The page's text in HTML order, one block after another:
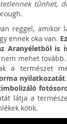
tűnhet,
reggel, amikor
ennek oka van.
Aranyéletből is
mehet tovább.
a természet
nyilatkozatát
látja a
kötik.